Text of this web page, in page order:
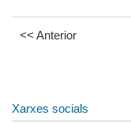
<< Anterior
Xarxes socials